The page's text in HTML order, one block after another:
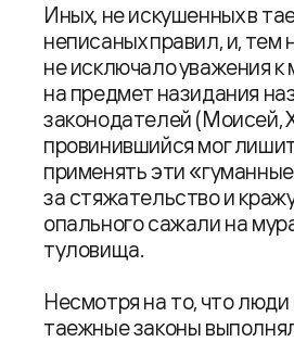
Иных, не искушенных в
неписаных правил, и, тем
не исключало уважения к
на предмет назидания
законодателей (Моисей,
провинившийся мог
применять эти
за стяжательство и
опального сажали на
туловища.
Несмотря на то, что люди
таежные законы